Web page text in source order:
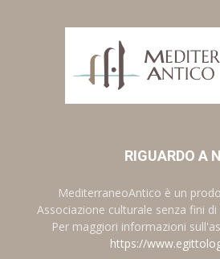
RIGUARDO A
MediterraneoAntico è un
Associazione culturale senza fini
Per maggiori informazioni
https://